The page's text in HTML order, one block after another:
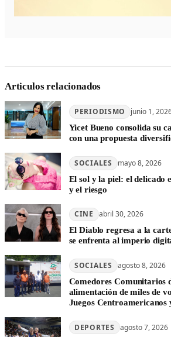
Articulos relacionados
PERIODISMO junio 1,
Yicet Bueno consolida su
con una propuesta
SOCIALES mayo 8, 2026
El sol y la piel: el delicado
y el riesgo
CINE abril 30, 2026
El Diablo regresa a la
se enfrenta al imperio
SOCIALES agosto 8, 2026
Comedores Comunitarios
alimentación de miles de
Juegos Centroamericanos
DEPORTES agosto 7, 2026